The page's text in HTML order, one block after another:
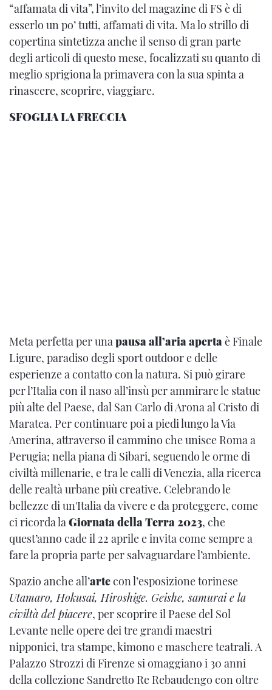
“affamata di vita”, l’invito del magazine di FS è di
esserlo un po’ tutti, affamati di vita. Ma lo strillo di
copertina sintetizza anche il senso di gran parte
degli articoli di questo mese, focalizzati su quanto di
meglio sprigiona la primavera con la sua spinta a
rinascere, scoprire, viaggiare.
SFOGLIA LA FRECCIA
Meta perfetta per unapausa all’aria apertaè Finale
Ligure, paradiso degli sport outdoor e delle
esperienze a contatto con la natura. Si può girare
per l’Italia con il naso all’insù per ammirare le statue
più alte del Paese, dal San Carlo di Arona al Cristo di
Maratea. Per continuare poi a piedi lungo la Via
Amerina, attraverso il cammino che unisce Roma a
Perugia; nella piana di Sibari, seguendo le orme di
civiltà millenarie, e tra le calli di Venezia, alla ricerca
delle realtà urbane più creative. Celebrando le
bellezze di un'Italia da vivere e da proteggere, come
ci ricorda laGiornata della Terra 2023, che
quest’anno cade il 22 aprile e invita come sempre a
fare la propria parte per salvaguardare l’ambiente.
Spazio anche all’artecon l’esposizione torinese
Utamaro, Hokusai, Hiroshige. Geishe, samurai e la
civiltà del piacere, per scoprire il Paese del Sol
Levante nelle opere dei tre grandi maestri
nipponici, tra stampe, kimono e maschere teatrali. A
Palazzo Strozzi di Firenze si omaggiano i 30 anni
della collezione Sandretto Re Rebaudengo con oltre